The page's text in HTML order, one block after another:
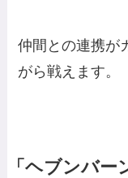
仲間との連携が
がら戦えます。
「ヘブンバ